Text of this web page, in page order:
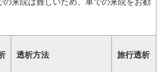
の来院は難しいため、車での来院をお勧
透析方法 旅行透析